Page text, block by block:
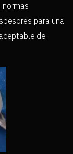
para una
de